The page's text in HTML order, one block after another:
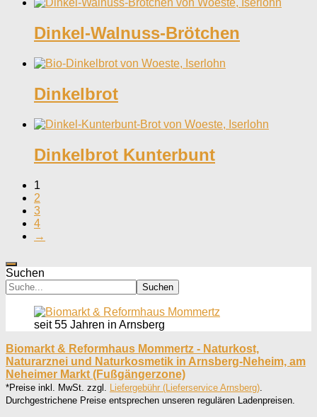
Dinkel-Walnuss-Brötchen
Dinkelbrot
Dinkelbrot Kunterbunt
1
2
3
4
→
Suchen
Suchen
seit 55 Jahren in Arnsberg
Biomarkt & Reformhaus Mommertz - Naturkost,
Naturarznei und Naturkosmetik in Arnsberg-Neheim, am
Neheimer Markt (Fußgängerzone)
*Preise inkl. MwSt. zzgl. Liefergebühr (Lieferservice Arnsberg)
Durchgestrichene Preise entsprechen unseren regulären Ladenpreisen.